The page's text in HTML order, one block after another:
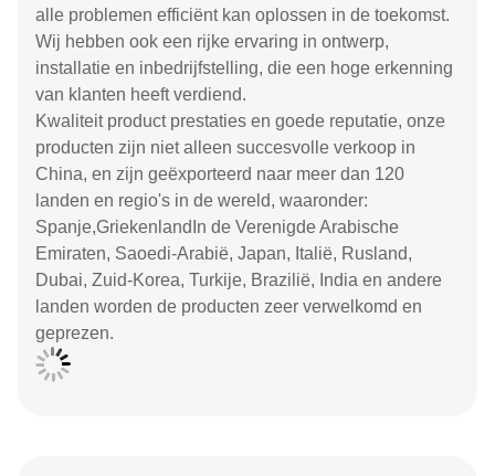
alle problemen efficiënt kan oplossen in de toekomst.
Wij hebben ook een rijke ervaring in ontwerp,
installatie en inbedrijfstelling, die een hoge erkenning
van klanten heeft verdiend.
Kwaliteit product prestaties en goede reputatie, onze
producten zijn niet alleen succesvolle verkoop in
China, en zijn geëxporteerd naar meer dan 120
landen en regio's in de wereld, waaronder:
Spanje,GriekenlandIn de Verenigde Arabische
Emiraten, Saoedi-Arabië, Japan, Italië, Rusland,
Dubai, Zuid-Korea, Turkije, Brazilië, India en andere
landen worden de producten zeer verwelkomd en
geprezen.